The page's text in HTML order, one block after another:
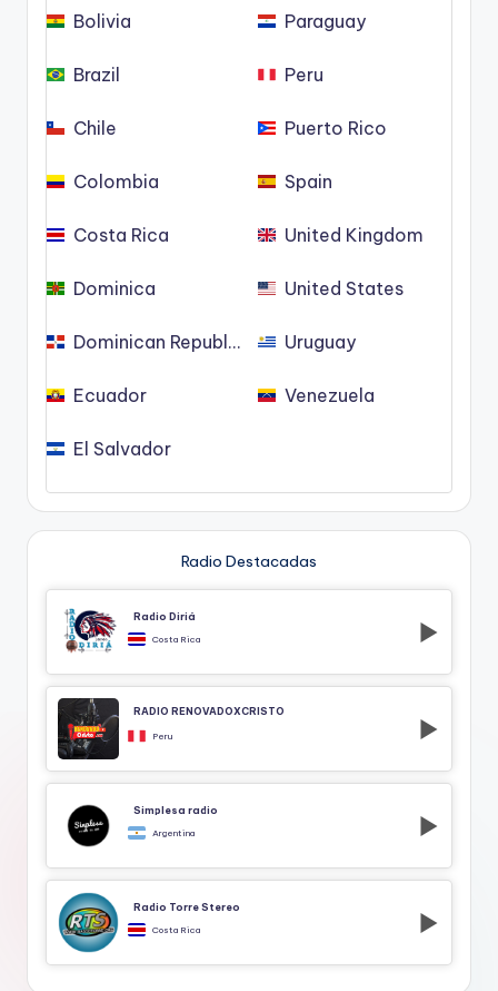
Bolivia
Brazil
Chile
Colombia
Costa Rica
Dominica
Dominican Republic
Ecuador
El Salvador
Paraguay
Peru
Puerto Rico
Spain
United Kingdom
United States
Uruguay
Venezuela
Radio Destacadas
Radio Diriá
Costa Rica
RADIO RENOVADOXCRISTO
Peru
Simplesa radio
Argentina
Radio Torre Stereo
Costa Rica